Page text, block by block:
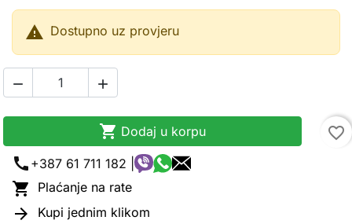
 Dostupno uz provjeru
 
 Dodaj u korpu
favorite_border
call +387 61 711 182 |
 Plaćanje na rate
 Kupi jednim klikom